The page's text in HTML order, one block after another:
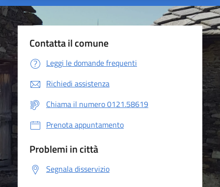
Contatta il comune
Leggi le domande frequenti
Richiedi assistenza
Chiama il numero 0121.58619
Prenota appuntamento
Problemi in città
Segnala disservizio